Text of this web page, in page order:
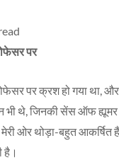
पर
पर क्रश हो गया था,
थे, जिनकी सेंस ऑफ
ओर थोड़ा-बहुत
है।